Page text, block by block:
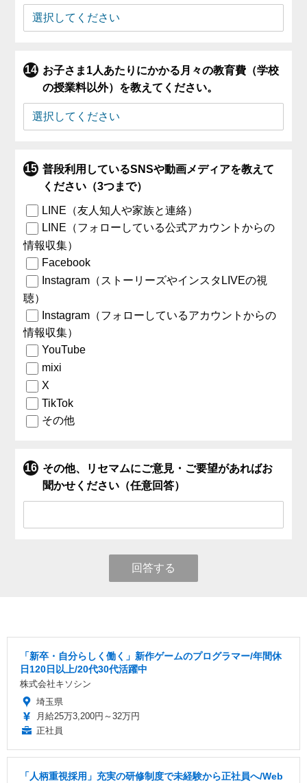
お子さま1人あたりにかかる月々の教育費（学校
の授業料以外）を教えてください。
普段利用しているSNSや動画メディアを教えて
ください（3つまで）
LINE（友人知人や家族と連絡）
LINE（フォローしている公式アカウントからの
情報収集）
Facebook
Instagram（ストーリーズやインスタLIVEの視
聴）
Instagram（フォローしているアカウントからの
情報収集）
YouTube
mixi
X
TikTok
その他
その他、リセマムにご意見・ご要望があればお
聞かせください（任意回答）
回答する
「新卒・自分らしく働く」新作ゲームのプログラマー/年間休
日120日以上/20代30代活躍中
株式会社キソシン
埼玉県
月給25万3,200円～32万円
正社員
「人柄重視採用」充実の研修制度で未経験から正社員へ/Web